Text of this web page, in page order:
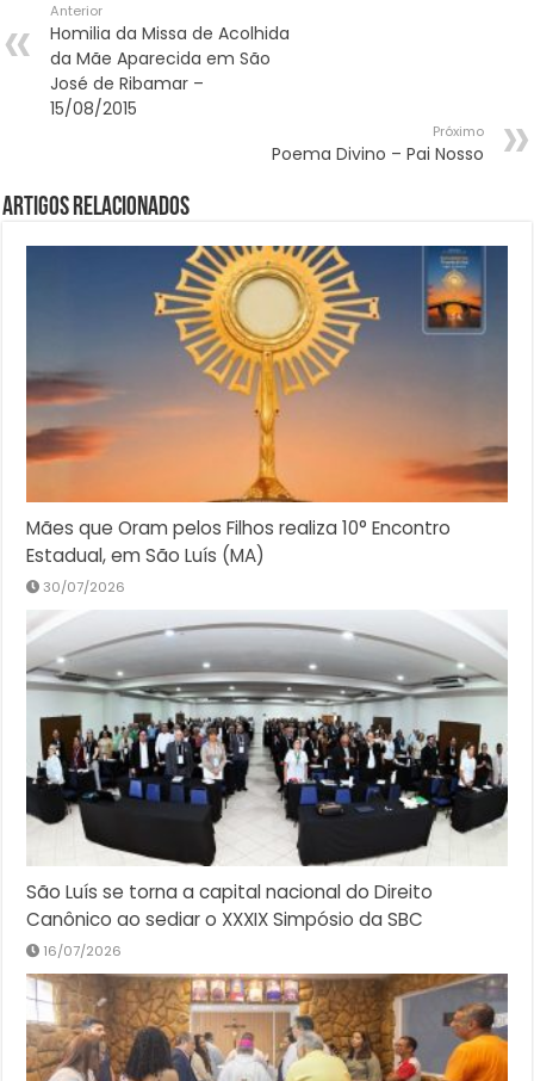
Anterior
Homilia da Missa de Acolhida
da Mãe Aparecida em São
José de Ribamar –
15/08/2015
Próximo
Poema Divino – Pai Nosso
Artigos Relacionados
Mães que Oram pelos Filhos realiza 10° Encontro
Estadual, em São Luís (MA)
30/07/2026
São Luís se torna a capital nacional do Direito
Canônico ao sediar o XXXIX Simpósio da SBC
16/07/2026